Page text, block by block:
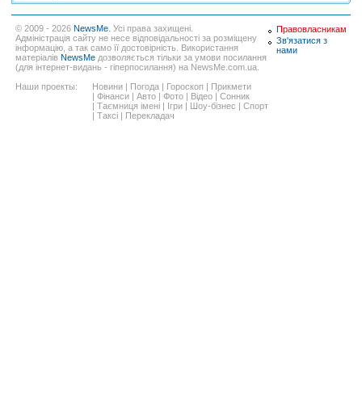
© 2009 - 2026 NewsMe . Усі права захищені.
Адміністрація сайту не несе відповідальності за розміщену
інформацію, а так само її достовірність. Використання
матеріалів NewsMe дозволяється тільки за умови посилання
(для інтернет-видань - гіперпосилання) на NewsMe.com.ua.
Наши проекты:
Новини | Погода | Гороскоп | Прикмети
| Фінанси | Авто | Фото | Відео | Сонник
| Таємниця імені | Ігри | Шоу-бізнес | Спорт
| Таксі | Перекладач
Правовласникам
Зв'язатися з
нами